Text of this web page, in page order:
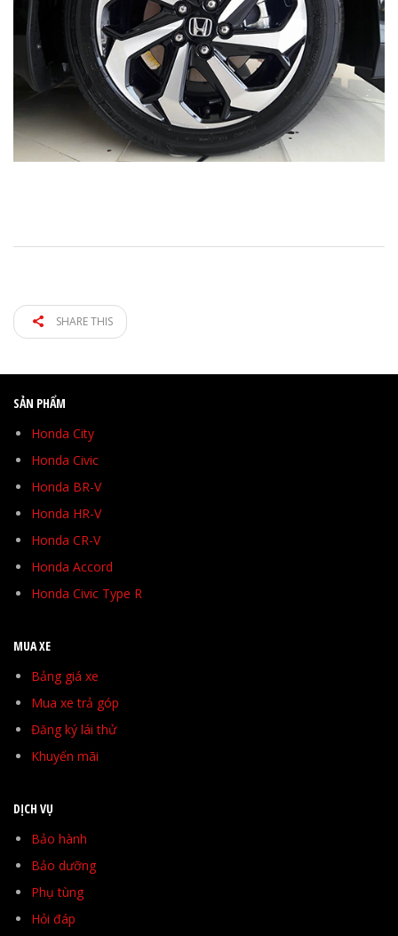
SHARE THIS
SẢN PHẨM
Honda City
Honda Civic
Honda BR-V
Honda HR-V
Honda CR-V
Honda Accord
Honda Civic Type R
MUA XE
Bảng giá xe
Mua xe trả góp
Đăng ký lái thử
Khuyến mãi
DỊCH VỤ
Bảo hành
Bảo dưỡng
Phụ tùng
Hỏi đáp